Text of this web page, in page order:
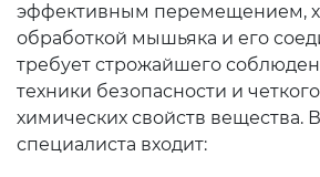
эффективным перемещением,
обработкой мышьяка и его
требует строжайшего
техники безопасности и
химических свойств вещества.
специалиста входит: